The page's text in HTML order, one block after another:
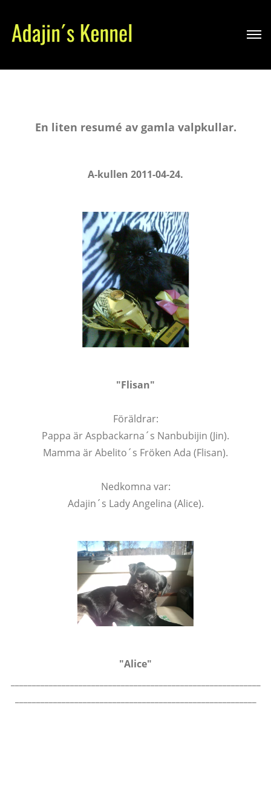
En liten resumé av gamla valpkullar.
A-kullen 2011-04-24.
"Flisan"
Föräldrar:
Pappa är Aspbackarna´s Nanbubijin (Jin).
Mamma är Abelito´s Fröken Ada (Flisan).
Nedkomna var:
Adajin´s Lady Angelina (Alice).
"Alice"